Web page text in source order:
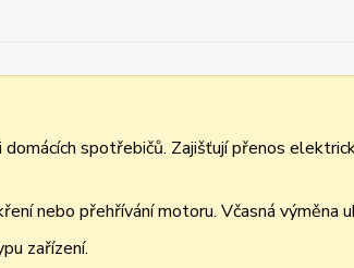
spotřebičů. Zajišťují přenos
nebo přehřívání motoru. Včasná výměna
zařízení.